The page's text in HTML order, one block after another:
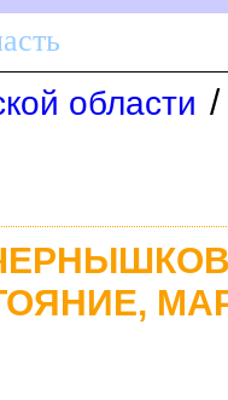
области /